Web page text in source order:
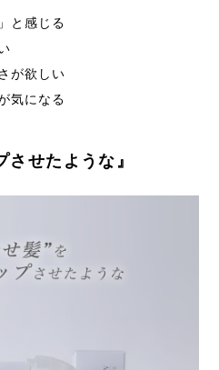
と感じる
が欲しい
気になる
させたような』